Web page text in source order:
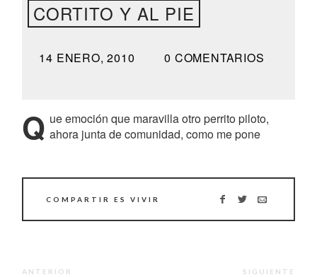
CORTITO Y AL PIE
14 ENERO, 2010 0 COMENTARIOS
Q ue emoción que maravilla otro perrito piloto,
ahora junta de comunidad, como me pone
COMPARTIR ES VIVIR
ANTERIOR SIGUIENTE